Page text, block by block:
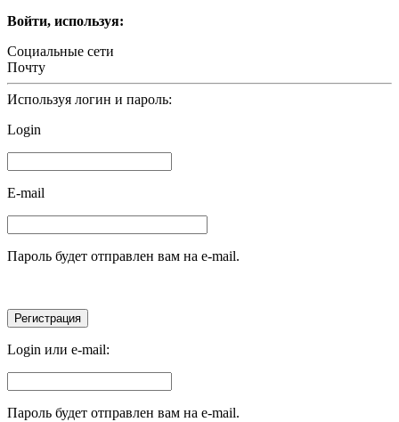
Войти, используя:
Социальные сети
Почту
Используя логин и пароль:
Login
E-mail
Пароль будет отправлен вам на e-mail.
Login или e-mail:
Пароль будет отправлен вам на e-mail.